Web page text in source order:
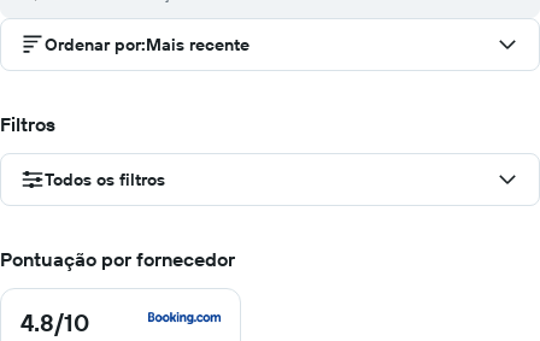
Ordenar por:Mais recente
Filtros
Todos os filtros
Pontuação por fornecedor
4.8/10
4.8